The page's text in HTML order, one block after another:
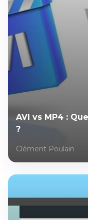
AVI vs MP4 :
?
Clément Poulain